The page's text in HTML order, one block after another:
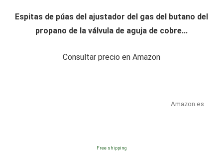
Espitas de púas del ajustador del gas del butano del
propano de la válvula de aguja de cobre...
Consultar precio en Amazon
Amazon.es
Free shipping